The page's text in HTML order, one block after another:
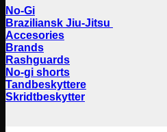
No-Gi
Braziliansk Jiu-Jitsu
Accesories
Brands
Rashguards
No-gi shorts
Tandbeskyttere
Skridtbeskytter